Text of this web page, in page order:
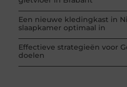
Een nieuwe kledingkast in
slaapkamer optimaal in
Effectieve strategieën voor
doelen